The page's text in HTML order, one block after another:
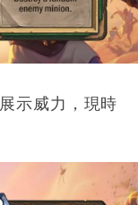
示威力，現時